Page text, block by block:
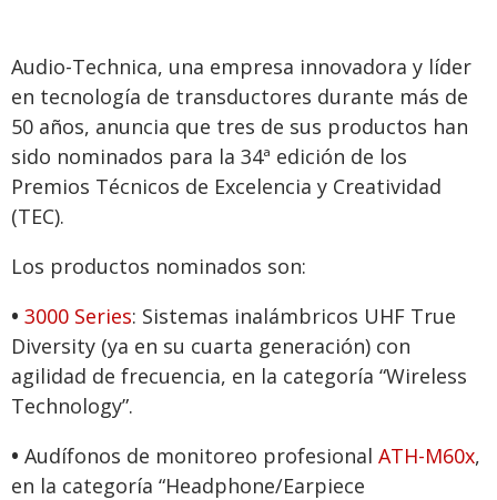
Audio-Technica, una empresa innovadora y líder
en tecnología de transductores durante más de
50 años, anuncia que tres de sus productos han
sido nominados para la 34ª edición de los
Premios Técnicos de Excelencia y Creatividad
(TEC).
Los productos nominados son:
• 3000 Series: Sistemas inalámbricos UHF True
Diversity (ya en su cuarta generación) con
agilidad de frecuencia, en la categoría “Wireless
Technology”.
• Audífonos de monitoreo profesional ATH-M60x,
en la categoría “Headphone/Earpiece